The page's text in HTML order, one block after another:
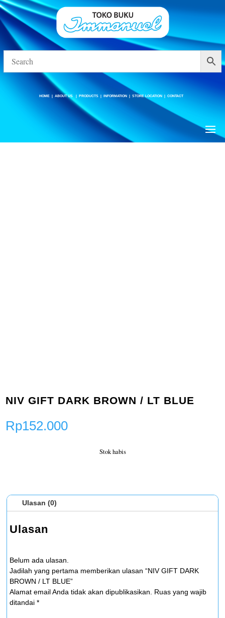
ABOUT US |STORE LOCATION
HOME |ABOUT US |PRODUCTS |INFORMATION |STORE LOCATION |CONTACT
NIV GIFT DARK BROWN / LT BLUE
Rp152.000
Stok habis
Ulasan (0)
Ulasan
Belum ada ulasan.
Jadilah yang pertama memberikan ulasan “NIV GIFT DARK
BROWN / LT BLUE”
Alamat email Anda tidak akan dipublikasikan.
Ruas yang wajib
ditandai *